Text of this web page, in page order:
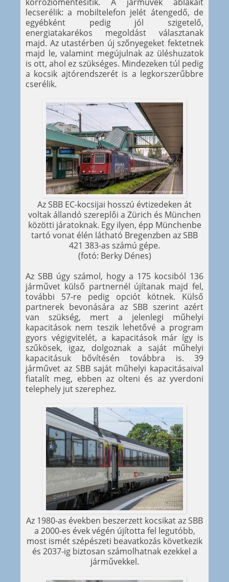
lecserélik: a mobiltelefon jelét átengedő, de
egyébként pedig jól szigetelő,
energiatakarékos megoldást választanak
majd. Az utastérben új szőnyegeket fektetnek
majd le, valamint megújulnak az üléshuzatok
is ott, ahol ez szükséges. Mindezeken túl pedig
a kocsik ajtórendszerét is a legkorszerűbbre
cserélik.
Az SBB EC-kocsijai hosszú évtizedeken át
voltak állandó szereplői a Zürich és München
közötti járatoknak. Egy ilyen, épp Münchenbe
tartó vonat élén látható Bregenzben az SBB
421 383-as számú gépe.
(fotó: Berky Dénes)
Az SBB úgy számol, hogy a 175 kocsiból 136
járművet külső partnernél újítanak majd fel,
további 57-re pedig opciót kötnek. Külső
partnerek bevonására az SBB szerint azért
van szükség, mert a jelenlegi műhelyi
kapacitások nem teszik lehetővé a program
gyors végigvitelét, a kapacitások már így is
szűkösek, igaz, dolgoznak a saját műhelyi
kapacitásuk bővítésén továbbra is. 39
járművet az SBB saját műhelyi kapacitásaival
fiatalít meg, ebben az olteni és az yverdoni
telephely jut szerephez.
Az 1980-as években beszerzett kocsikat az SBB
a 2000-es évek végén újította fel legutóbb,
most ismét szépészeti beavatkozás következik
és 2037-ig biztosan számolhatnak ezekkel a
járművekkel.